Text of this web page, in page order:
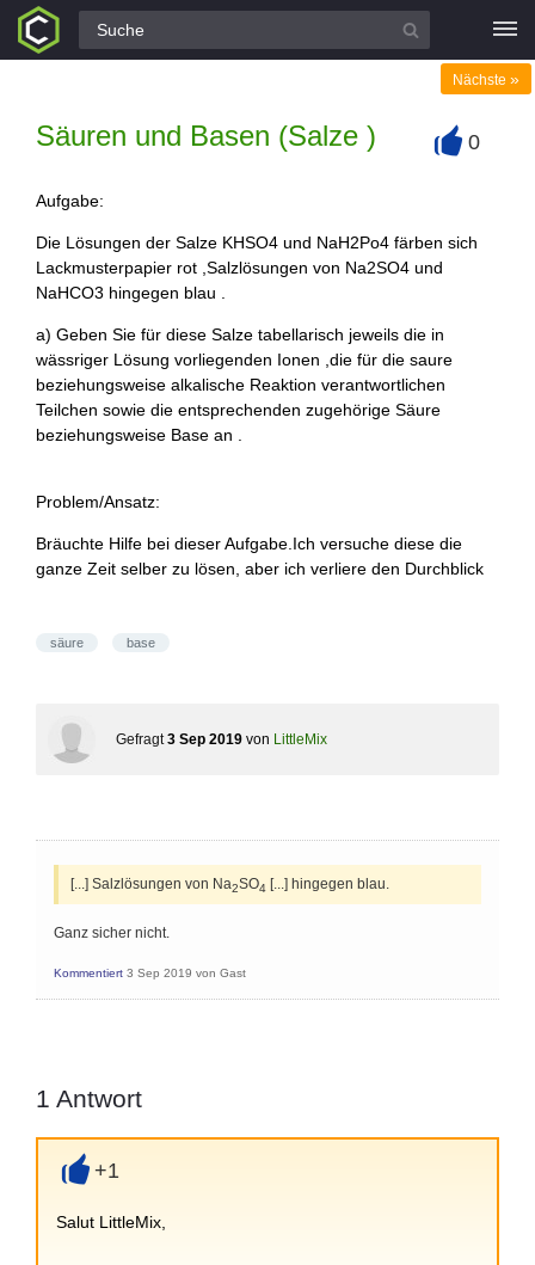
Alle Fragen
Säuren und Basen (Salze )
Nächste »
0
Aufgabe:
Die Lösungen der Salze KHSO4 und NaH2Po4 färben sich
Lackmusterpapier rot ,Salzlösungen von Na2SO4 und
NaHCO3 hingegen blau .
a) Geben Sie für diese Salze tabellarisch jeweils die in
wässriger Lösung vorliegenden Ionen ,die für die saure
beziehungsweise alkalische Reaktion verantwortlichen
Teilchen sowie die entsprechenden zugehörige Säure
beziehungsweise Base an .
Problem/Ansatz:
Bräuchte Hilfe bei dieser Aufgabe.Ich versuche diese die
ganze Zeit selber zu lösen, aber ich verliere den Durchblick
säure base
Gefragt 3 Sep 2019 von LittleMix
[...] Salzlösungen von Na2SO4 [...] hingegen blau.
Ganz sicher nicht.
Kommentiert 3 Sep 2019 von Gast
1 Antwort
+1
Salut LittleMix,